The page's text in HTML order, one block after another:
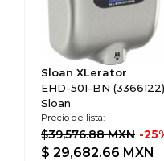
Sloan XLerator
EHD-501-BN
Sloan
Precio de lista:
$39,576.88 MXN -
$ 29,682.66 MXN